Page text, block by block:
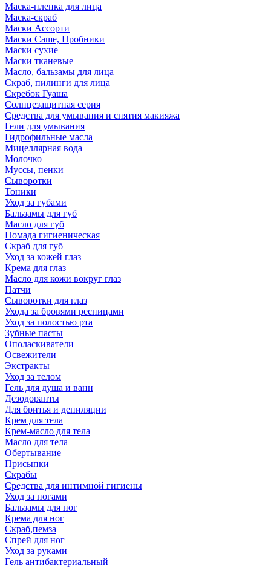
Маска-пленка для лица
Маска-скраб
Маски Ассорти
Маски Саше, Пробники
Маски сухие
Маски тканевые
Масло, бальзамы для лица
Скраб, пилинги для лица
Скребок Гуаша
Солнцезащитная серия
Средства для умывания и снятия макияжа
Гели для умывания
Гидрофильные масла
Мицеллярная вода
Молочко
Муссы, пенки
Сыворотки
Тоники
Уход за губами
Бальзамы для губ
Масло для губ
Помада гигиеническая
Скраб для губ
Уход за кожей глаз
Крема для глаз
Масло для кожи вокруг глаз
Патчи
Сыворотки для глаз
Ухода за бровями ресницами
Уход за полостью рта
Зубные пасты
Ополаскиватели
Освежители
Экстракты
Уход за телом
Гель для душа и ванн
Дезодоранты
Для бритья и депиляции
Крем для тела
Крем-масло для тела
Масло для тела
Обертывание
Присыпки
Скрабы
Средства для интимной гигиены
Уход за ногами
Бальзамы для ног
Крема для ног
Скраб,пемза
Спрей для ног
Уход за руками
Гель антибактериальный